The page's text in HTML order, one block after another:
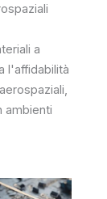
a
l'affidabilità
ambienti